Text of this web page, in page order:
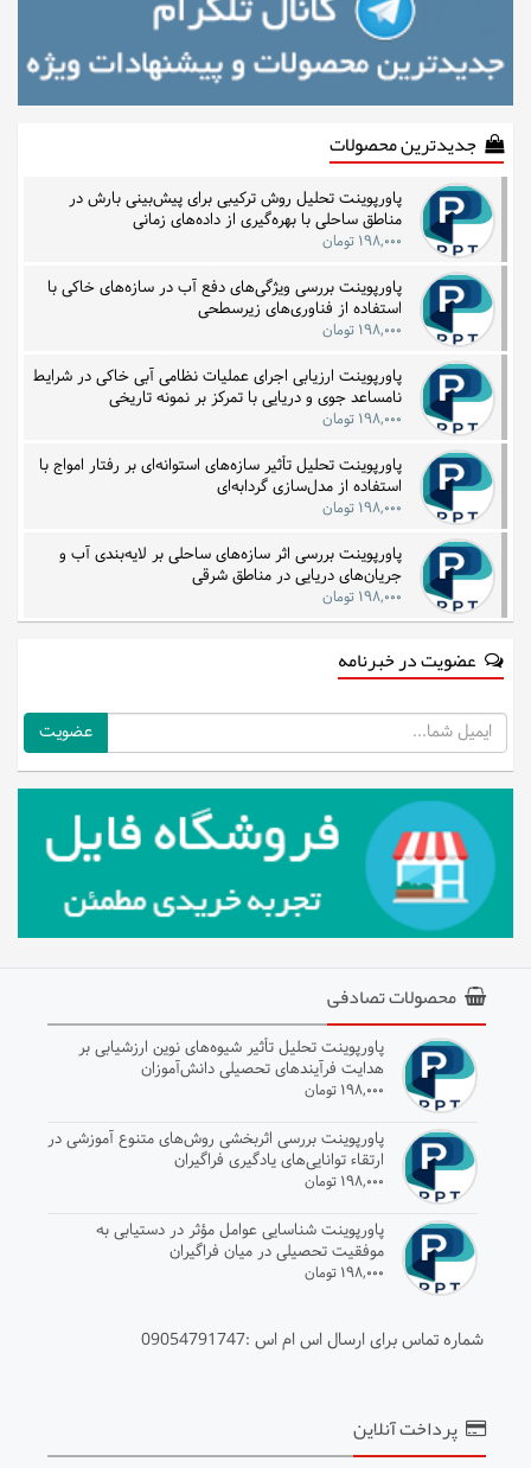
جدیدترین محصولات
پاورپوینت تحلیل روش ترکیبی برای پیش‌بینی بارش در
مناطق ساحلی با بهره‌گیری از داده‌های زمانی
۱۹۸,۰۰۰ تومان
پاورپوینت بررسی ویژگی‌های دفع آب در سازه‌های خاکی با
استفاده از فناوری‌های زیرسطحی
۱۹۸,۰۰۰ تومان
پاورپوینت ارزیابی اجرای عملیات نظامی آبی خاکی در شرایط
نامساعد جوی و دریایی با تمرکز بر نمونه تاریخی
۱۹۸,۰۰۰ تومان
پاورپوینت تحلیل تأثیر سازه‌های استوانه‌ای بر رفتار امواج با
استفاده از مدل‌سازی گردابه‌ای
۱۹۸,۰۰۰ تومان
پاورپوینت بررسی اثر سازه‌های ساحلی بر لایه‌بندی آب و
جریان‌های دریایی در مناطق شرقی
۱۹۸,۰۰۰ تومان
عضویت در خبرنامه
ایمیل
محصولات تصادفی
پاورپوینت تحلیل تأثیر شیوه‌های نوین ارزشیابی بر
هدایت فرآیندهای تحصیلی دانش‌آموزان
۱۹۸,۰۰۰ تومان
پاورپوینت بررسی اثربخشی روش‌های متنوع آموزشی در
ارتقاء توانایی‌های یادگیری فراگیران
۱۹۸,۰۰۰ تومان
پاورپوینت شناسایی عوامل مؤثر در دستیابی به
موفقیت تحصیلی در میان فراگیران
۱۹۸,۰۰۰ تومان
شماره تماس برای ارسال اس ام اس :09054791747
پرداخت آنلاین